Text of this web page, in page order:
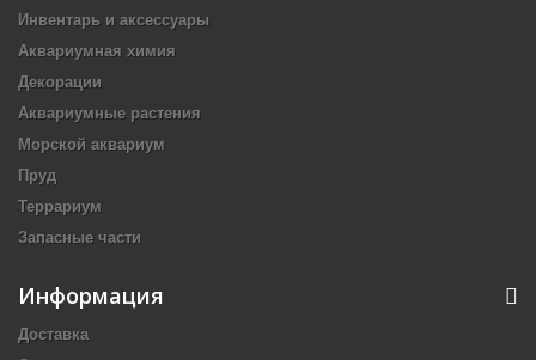
Инвентарь и аксессуары
Аквариумная химия
Декорации
Аквариумные растения
Морской аквариум
Пруд
Террариум
Запасные части
Информация
Доставка